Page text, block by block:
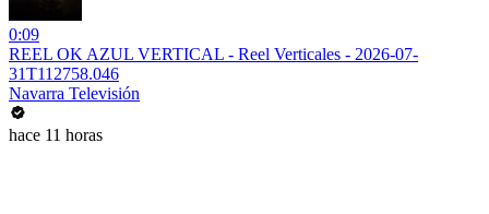
0:09
REEL OK AZUL VERTICAL - Reel Verticales - 2026-07-
31T112758.046
Navarra Televisión
hace 11 horas